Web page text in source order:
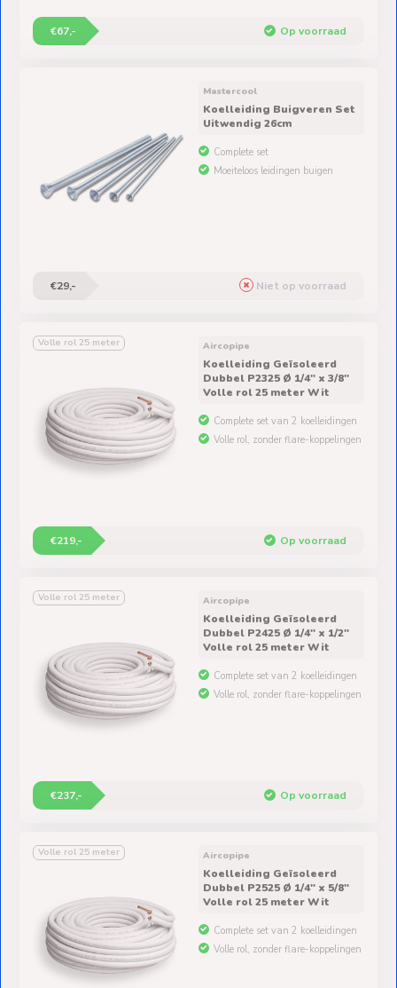
€67,- Op voorraad
Mastercool
Koelleiding Buigveren Set
Uitwendig 26cm
Complete set
Moeiteloos leidingen buigen
€29,- Niet op voorraad
Volle rol 25 meter Aircopipe
Koelleiding Geïsoleerd
Dubbel P2325 Ø 1/4" x 3/8"
Volle rol 25 meter Wit
Complete set van 2 koelleidingen
Volle rol, zonder flare-koppelingen
€219,- Op voorraad
Volle rol 25 meter Aircopipe
Koelleiding Geïsoleerd
Dubbel P2425 Ø 1/4" x 1/2"
Volle rol 25 meter Wit
Complete set van 2 koelleidingen
Volle rol, zonder flare-koppelingen
€237,- Op voorraad
Volle rol 25 meter Aircopipe
Koelleiding Geïsoleerd
Dubbel P2525 Ø 1/4" x 5/8"
Volle rol 25 meter Wit
Complete set van 2 koelleidingen
Volle rol, zonder flare-koppelingen